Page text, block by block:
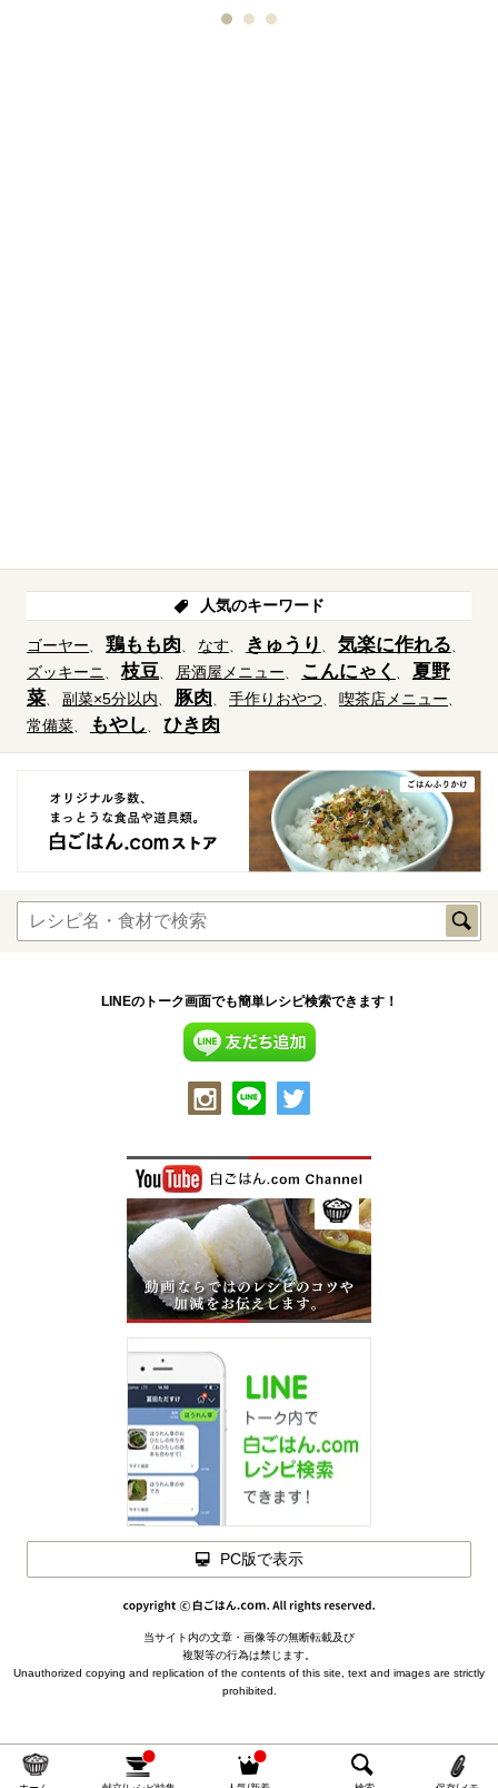
人気のキーワード
ゴーヤー 鶏もも肉 なす きゅうり 気楽に作れる
ズッキーニ 枝豆 居酒屋メニュー こんにゃく
夏野
菜
副菜×5分以内 豚肉 手作りおやつ
喫茶店メニュー
常備菜
もやし ひき肉
いわしの南蛮漬けの材料(２人分)
いわし（開いたもの） … 200ｇ
いわし6尾ほどが目安。
ピーマン … １個
カラーピーマン（赤・黄） … 各1/3個ほど
サラダ油 … 小さじ１
【 南蛮酢の材料 】
南蛮酢を作って冷ましておく
閉じる
LINEのトーク画面でも簡単レシピ検索できます！
PC版で表示
当サイト内の文章・画像等の無断転載及び
複製等の行為は禁じます。
Unauthorized copying and replication of the contents of this site, text and images are strictly
prohibited.